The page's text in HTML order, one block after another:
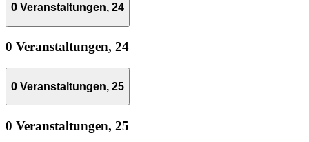
0 Veranstaltungen, 24
0 Veranstaltungen, 24
0 Veranstaltungen, 25
0 Veranstaltungen, 25